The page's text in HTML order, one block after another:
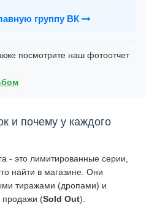
группу ВК
посмотрите наш фотоотчет
и почему у каждого
- это лимитированные серии,
найти в магазине. Они
тиражами (дропами) и
продажи (Sold Out).